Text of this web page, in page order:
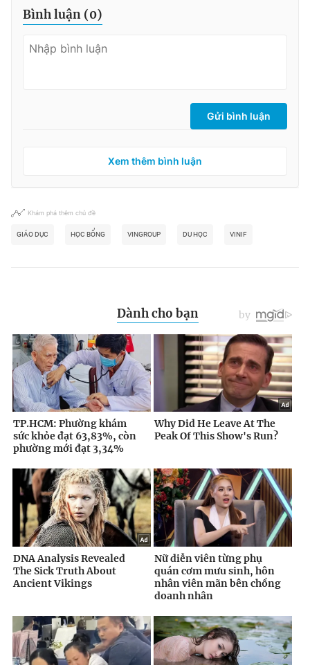
Bình luận (0)
Gửi bình luận
Xem thêm bình luận
Khám phá thêm chủ đề
GIÁO DỤC HỌC BỔNG VINGROUP DU HỌC VINIF